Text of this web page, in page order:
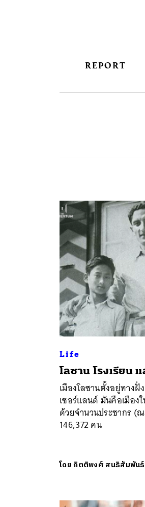
REPORT
Life
โลซาน โรงเรียน
เมืองโลซานตั้งอยู่ทาง
เซอร์แลนด์ มันคือเมือ
ด้วยจำนวนประชากร (
146,372 คน
โดย กิตติพงศ์ สนธิสัมพันธ์